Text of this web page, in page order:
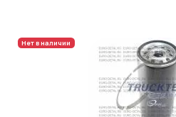
Нет в наличии